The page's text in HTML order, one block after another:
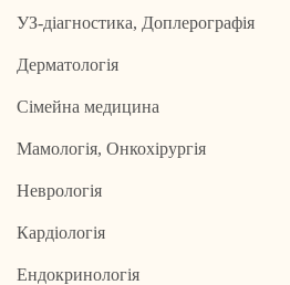
УЗ-діагностика, Доплерографія
Дерматологія
Сімейна медицина
Мамологія, Онкохірургія
Неврологія
Кардіологія
Ендокринологія